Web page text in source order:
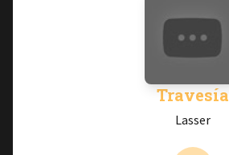
Travesía
Lasser